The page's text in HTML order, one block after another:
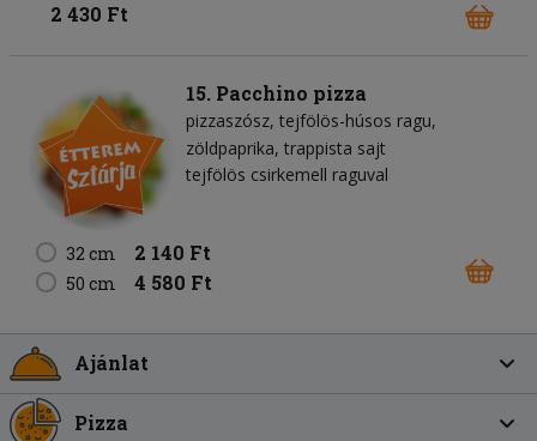
2 430 Ft
15. Pacchino pizza
pizzaszósz tejfölös-húsos ragu
zöldpaprika trappista sajt
tejfölös csirkemell raguval
32 cm 2 140 Ft
50 cm 4 580 Ft
Ajánlat
Pizza